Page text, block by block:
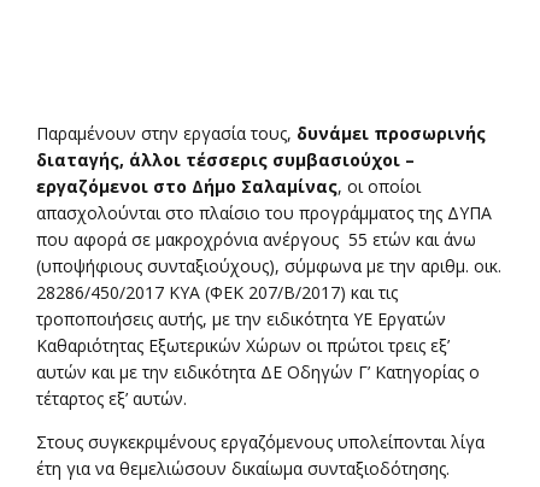
Παραμένουν στην εργασία τους, δυνάμει προσωρινής
διαταγής, άλλοι τέσσερις συμβασιούχοι –
εργαζόμενοι στο Δήμο Σαλαμίνας, οι οποίοι
απασχολούνται στο πλαίσιο του προγράμματος της ΔΥΠΑ
που αφορά σε μακροχρόνια ανέργους 55 ετών και άνω
(υποψήφιους συνταξιούχους), σύμφωνα με την αριθμ. οικ.
28286/450/2017 ΚΥΑ (ΦΕΚ 207/Β/2017) και τις
τροποποιήσεις αυτής, με την ειδικότητα ΥΕ Εργατών
Καθαριότητας Εξωτερικών Χώρων οι πρώτοι τρεις εξ’
αυτών και με την ειδικότητα ΔΕ Οδηγών Γ’ Κατηγορίας ο
τέταρτος εξ’ αυτών.
Στους συγκεκριμένους εργαζόμενους υπολείπονται λίγα
έτη για να θεμελιώσουν δικαίωμα συνταξιοδότησης.